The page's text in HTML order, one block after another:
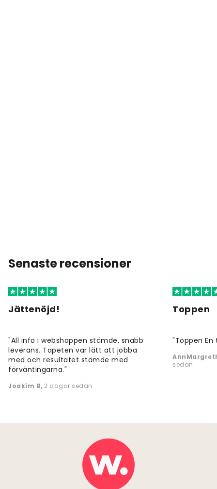
Senaste recensioner
Jättenöjd!
"All info i webshoppen stämde, snabb
leverans. Tapeten var lätt att jobba
med och resultatet stämde med
förväntingarna."
Joakim B, 2 dagar sedan
Toppen
"Toppen
sedan